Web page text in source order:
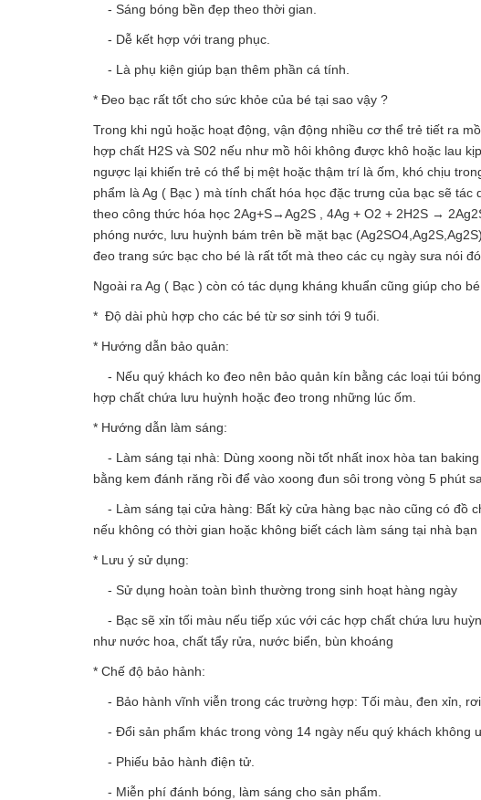
- Sáng bóng bền đẹp theo thời gian.
- Dễ kết hợp với trang phục.
- Là phụ kiện giúp bạn thêm phần cá tính.
* Đeo bạc rất tốt cho sức khỏe của bé tại sao vậy ?
Trong khi ngủ hoặc hoạt động, vận động nhiều cơ thể trẻ tiết ra
hợp chất H2S và S02 nếu như mồ hôi không được khô hoặc lau
ngược lại khiến trẻ có thể bị mệt hoặc thậm trí là ốm, khó chịu
phẩm là Ag ( Bạc ) mà tính chất hóa học đặc trưng của bạc sẽ
theo công thức hóa học 2Ag+S→Ag2S , 4Ag + O2 + 2H2S →
phóng nước, lưu huỳnh bám trên bề mặt bạc
đeo trang sức bạc cho bé là rất tốt mà theo các cụ ngày sưa nói
Ngoài ra Ag ( Bạc ) còn có tác dụng kháng khuẩn cũng giúp cho
* Độ dài phù hợp cho các bé từ sơ sinh tới 9 tuổi.
* Hướng dẫn bảo quản:
- Nếu quý khách ko đeo nên bảo quản kín bằng các loại túi
hợp chất chứa lưu huỳnh hoặc đeo trong những lúc ốm.
* Hướng dẫn làm sáng:
- Làm sáng tại nhà: Dùng xoong nồi tốt nhất inox hòa tan
bằng kem đánh răng rồi để vào xoong đun sôi trong vòng 5 phút
- Làm sáng tại cửa hàng: Bất kỳ cửa hàng bạc nào cũng có đồ
nếu không có thời gian hoặc không biết cách làm sáng tại nhà
* Lưu ý sử dụng:
- Sử dụng hoàn toàn bình thường trong sinh hoạt hàng ngày
- Bạc sẽ xỉn tối màu nếu tiếp xúc với các hợp chất chứa lưu
như nước hoa, chất tẩy rửa, nước biển, bùn khoáng
* Chế độ bảo hành:
- Bảo hành vĩnh viễn trong các trường hợp: Tối màu, đen xỉn, rơi
- Đổi sản phẩm khác trong vòng 14 ngày nếu quý khách không
- Phiếu bảo hành điện tử.
- Miễn phí đánh bóng, làm sáng cho sản phẩm.